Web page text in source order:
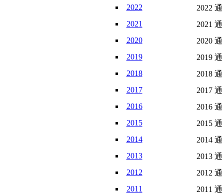
2022
2022
2021
2021
2020
2020
2019
2019
2018
2018
2017
2017
2016
2016
2015
2015
2014
2014
2013
2013
2012
2012
2011
2011